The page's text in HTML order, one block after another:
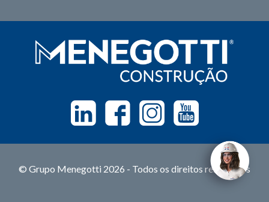
Linkedin FacebookInstagramYoutube
© Grupo Menegotti 2026 - Todos os direitos reservados